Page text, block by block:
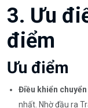
3. Ưu
điểm
Ưu điểm
Điều khiển
nhất. Nhờ đầu ra